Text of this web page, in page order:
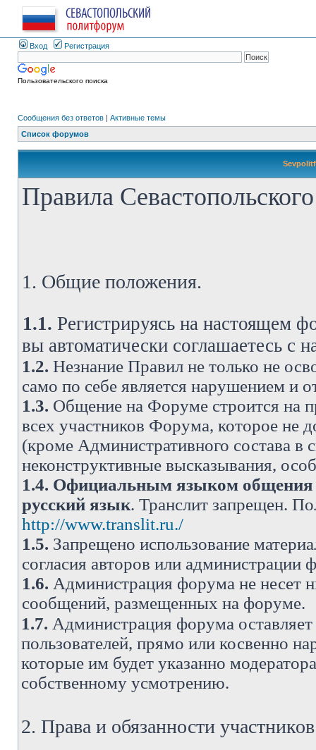
Вход Регистрация
Пользовательского поиска
Сообщения без ответов | Активные темы
Список форумов
Правила
1. Общие положения.
1.1. Регистрируясь на настоящем
вы автоматически соглашаетесь
1.2. Незнание Правил не только не
само по себе является нарушением и
1.3. Общение на Форуме строится на
всех участников Форума, которое не
(кроме Административного состава в
неконструктивные высказывания,
1.4. Официальным языком общения
русский язык. Транслит запрещен.
http://www.translit.ru./
1.5. Запрещено использование
согласия авторов или администрации
1.6. Администрация форума не несет
сообщений, размещенных на форуме.
1.7. Администрация форума
пользователей, прямо или косвенно
которые им будет указанно
собственному усмотрению.
2. Права и обязанности